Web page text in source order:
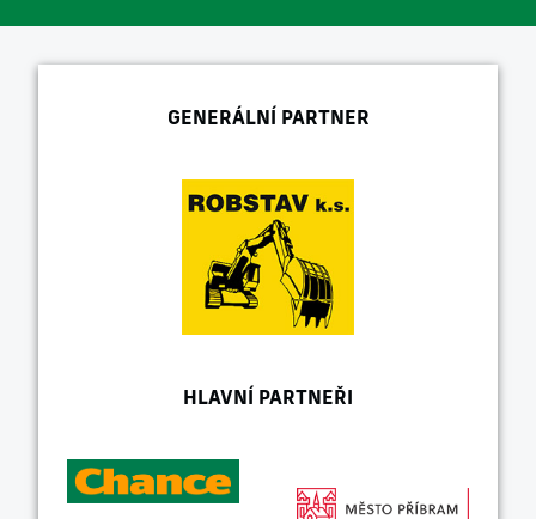
GENERÁLNÍ PARTNER
HLAVNÍ PARTNEŘI